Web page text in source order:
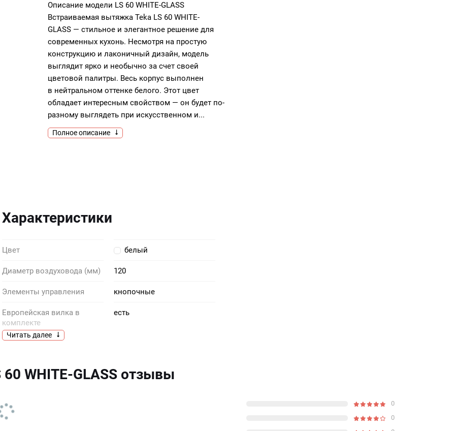
Описание модели LS 60 WHITE-GLASS
Встраиваемая вытяжка Teka LS 60 WHITE-
GLASS — стильное и элегантное решение для
современных кухонь. Несмотря на простую
конструкцию и лаконичный дизайн, модель
выглядит ярко и необычно за счет своей
цветовой палитры. Весь корпус выполнен
в нейтральном оттенке белого. Этот цвет
обладает интересным свойством — он будет по-
разному выглядеть при искусственном и...
Полное описание
Характеристики
Цвет белый
Диаметр воздуховода (мм) 120
Элементы управления кнопочные
Европейская вилка в
комплекте
есть
Габариты ниши
Глубина (см) 41
Класс
Читать далее
WHITE-GLASS отзывы
0
0